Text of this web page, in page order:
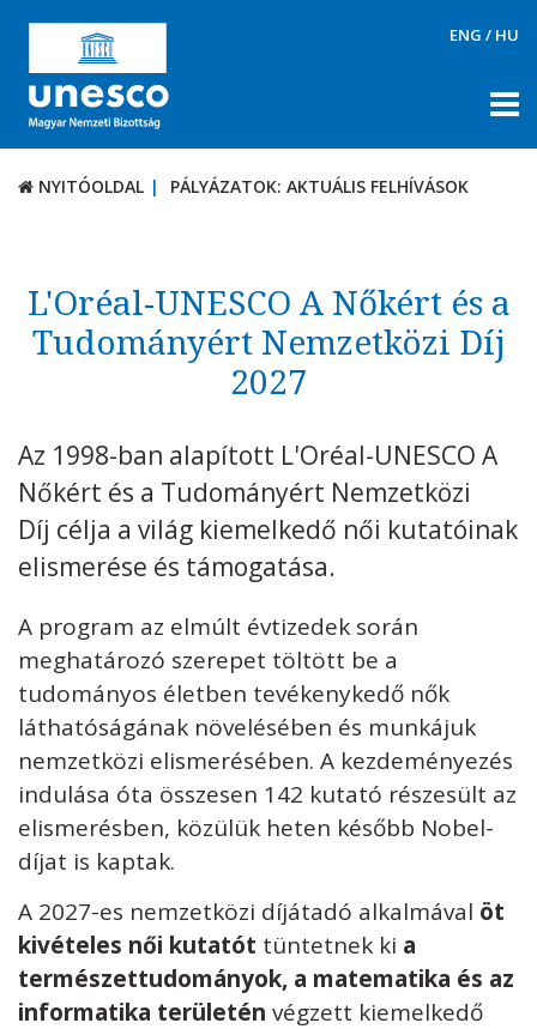
ENG / HU
NYITÓOLDAL PÁLYÁZATOK: AKTUÁLIS FELHÍVÁSOK
TÉMÁK
DOKUMENTUMTÁR
PÁLYÁZATOK / DÍJAK
UNESCO díjak
KAPCSOLAT
Kövess minket unescohungary
Adatkezelési tájékoztató Impresszum
Technikai információk
RSS
NYITÓOLDAL PÁLYÁZATOK: AKTUÁLIS FELHÍVÁSOK
L'Oréal-UNESCO A Nőkért és a
Tudományért Nemzetközi Díj
2027
Az 1998-ban alapított L'Oréal-UNESCO A
Nőkért és a Tudományért Nemzetközi
Díj célja a világ kiemelkedő női kutatóinak
elismerése és támogatása.
A program az elmúlt évtizedek során
meghatározó szerepet töltött be a
tudományos életben tevékenykedő nők
láthatóságának növelésében és munkájuk
nemzetközi elismerésében. A kezdeményezés
indulása óta összesen 142 kutató részesült az
elismerésben, közülük heten később Nobel-
díjat is kaptak.
A 2027-es nemzetközi díjátadó alkalmával öt
kivételes női kutatót tüntetnek ki a
természettudományok, a matematika és az
informatika területén végzett kiemelkedő